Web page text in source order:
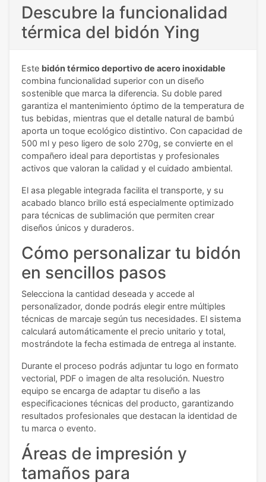
Descubre la funcionalidad
térmica del bidón Ying
Este bidón térmico deportivo de acero inoxidable
combina funcionalidad superior con un diseño
sostenible que marca la diferencia. Su doble pared
garantiza el mantenimiento óptimo de la temperatura de
tus bebidas, mientras que el detalle natural de bambú
aporta un toque ecológico distintivo. Con capacidad de
500 ml y peso ligero de solo 270g, se convierte en el
compañero ideal para deportistas y profesionales
activos que valoran la calidad y el cuidado ambiental.
El asa plegable integrada facilita el transporte, y su
acabado blanco brillo está especialmente optimizado
para técnicas de sublimación que permiten crear
diseños únicos y duraderos.
Cómo personalizar tu bidón
en sencillos pasos
Selecciona la cantidad deseada y accede al
personalizador, donde podrás elegir entre múltiples
técnicas de marcaje según tus necesidades. El sistema
calculará automáticamente el precio unitario y total,
mostrándote la fecha estimada de entrega al instante.
Durante el proceso podrás adjuntar tu logo en formato
vectorial, PDF o imagen de alta resolución. Nuestro
equipo se encarga de adaptar tu diseño a las
especificaciones técnicas del producto, garantizando
resultados profesionales que destacan la identidad de
tu marca o evento.
Áreas de impresión y
tamaños para